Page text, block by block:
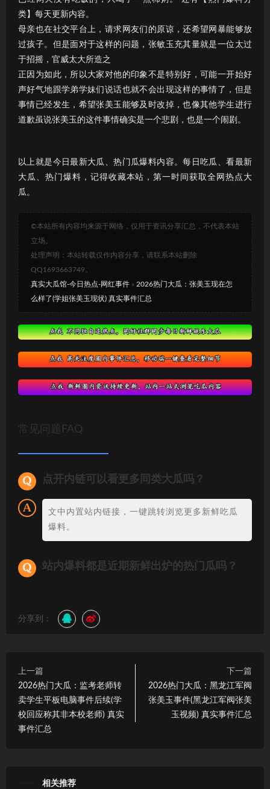
类】每天更新内容。
母亲也在社交平台上，请求网友们的原谅，还希望网暴能够放
过孩子。但是面对于这样的问题，张敏玉充其量就是一位太过
于招摇，官威太大所造之
正因为如此，所以大家对他的印象不是特别好，可能一开始好
声好气地跟学弟学妹们说话也就不会出现这样的事情了，但是
事情已经发生，希望张美玉能够及时改掉，也像其他学生进行
道歉虽说张美玉的这件事情确实是一个悲剧，也是一个闹剧。
以上就是今日最新大瓜、热门瓜爆料内容。每日吃瓜、看最新
大瓜、热门爆料，记得收藏本站，第一时间获取全网热点大
瓜。
©本站所有内容均来源于网络，仅用于资讯分享汇总，不代表本站
立场。
处理声明：本站转载仅作内容分享，请联系本站删除
QQ1693663749。
真实大瓜馆-今日热点-网红事件 » 2026热门大瓜：张美玉现在怎
么样了(学姐张美玉现状) 真实事件汇总
常见问题FAQ
点开内链可以看更多同类大瓜吗？
文中内置站内链接，一键跳转浏览更多新鲜吃瓜
爆料。
站内爆料都是近期新鲜出炉的热门瓜吗？
分享到：
上一篇
2026热门大瓜：监考老师转
卖学生平板电脑事件后续(学
校回应称其非本校老师) 真实
事件汇总
下一篇
2026热门大瓜：黑龙江军阀
张美玉事件(黑龙江军阀张美
玉视频) 真实事件汇总
相关推荐